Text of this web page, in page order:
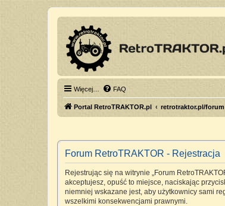
Więcej… FAQ
Portal RetroTRAKTOR.pl retrotraktor.pl/forum
Forum RetroTRAKTOR - Rejestracja
Rejestrując się na witrynie „Forum
akceptujesz, opuść to miejsce, naciskając
niemniej wskazane jest, aby użytkownicy sami
wszelkimi konsekwencjami prawnymi.